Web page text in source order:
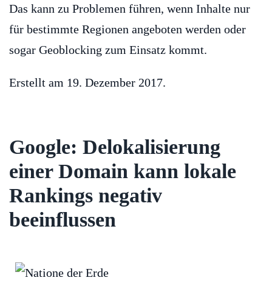
Das kann zu Problemen führen, wenn Inhalte nur
für bestimmte Regionen angeboten werden oder
sogar Geoblocking zum Einsatz kommt.
Erstellt am 19. Dezember 2017.
Google: Delokalisierung
einer Domain kann lokale
Rankings negativ
beeinflussen